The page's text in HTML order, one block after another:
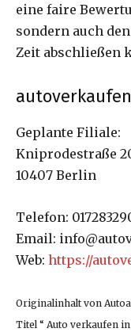
eine faire
sondern auch
Zeit abschließen
Geplante Filiale:
Kniprodestraße
10407 Berlin
Telefon:
Email:
Web: https://
Originalinhalt von
Titel “ Auto verkaufen